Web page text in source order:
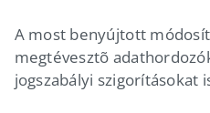
A most benyújtott
megtévesztõ
jogszabályi szigorításokat